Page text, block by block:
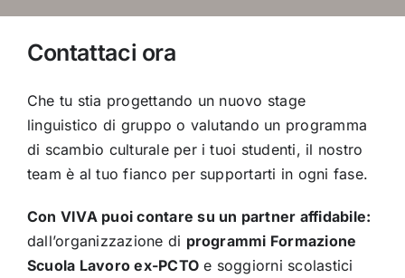
Contattaci ora
Che tu stia progettando un nuovo stage
linguistico di gruppo o valutando un programma
di scambio culturale per i tuoi studenti, il nostro
team è al tuo fianco per supportarti in ogni fase.
Con VIVA puoi contare su un partner affidabile:
dall’organizzazione di programmi Formazione
Scuola Lavoro ex-PCTO e soggiorni scolastici